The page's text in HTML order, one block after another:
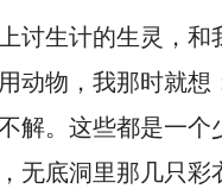
讨生计的生灵，
动物，我那时就
解。这些都是一
无底洞里那几只